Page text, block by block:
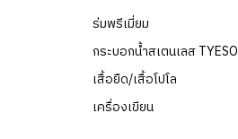
ร่มพรีเมี่ยม
กระบอกน้ำสเตนเลส TYESO
เสื้อยืด/เสื้อโปโล
เครื่องเขียน